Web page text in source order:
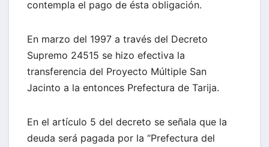
contempla el pago de ésta obligación.
En marzo del 1997 a través del Decreto
Supremo 24515 se hizo efectiva la
transferencia del Proyecto Múltiple San
Jacinto a la entonces Prefectura de Tarija.
En el artículo 5 del decreto se señala que la
deuda será pagada por la “Prefectura del